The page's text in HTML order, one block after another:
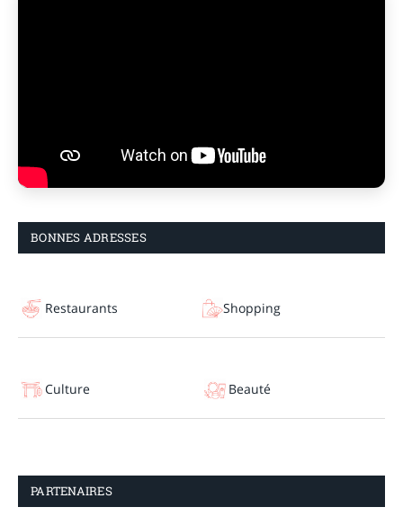
BONNES ADRESSES
Restaurants Shopping
Culture Beauté
PARTENAIRES